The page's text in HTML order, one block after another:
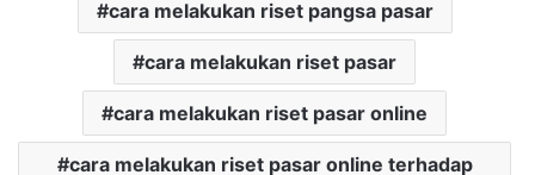
cara melakukan riset pangsa pasar
cara melakukan riset pasar
cara melakukan riset pasar online
cara melakukan riset pasar online terhadap